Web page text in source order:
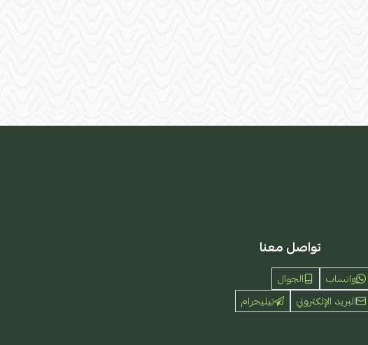
تواصل معنا
واتساب
الجوال
البريد الإلكتروني
تيليجرام